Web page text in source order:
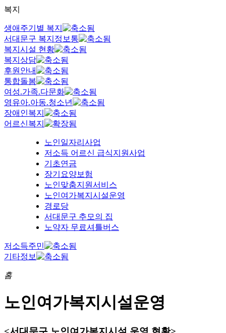
복지
생애주기별 복지
서대문구 복지정보통
복지시설 현황
복지상담
후원안내
통합돌봄
여성.가족.다문화
영유아.아동.청소년
장애인복지
어르신복지
노인일자리사업
저소득 어르신 급식지원사업
기초연금
장기요양보험
노인맞춤지원서비스
노인여가복지시설운영
경로당
서대문구 추모의 집
노약자 무료셔틀버스
저소득주민
기타정보
홈
노인여가복지시설운영